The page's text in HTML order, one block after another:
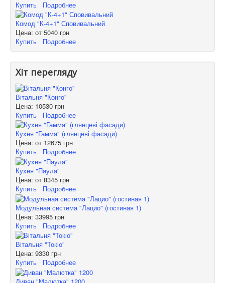
Купить
Подробнее
Комод "К-4+1" Сповивальний
Цена: от 5040 грн
Купить
Подробнее
Хіт перегляду
Вітальня "Конго"
Цена: 10530 грн
Купить
Подробнее
Кухня "Гамма" (глянцеві фасади)
Цена: от 12675 грн
Купить
Подробнее
Кухня "Паула"
Цена: от 8345 грн
Купить
Подробнее
Модульная система "Лацио" (гостиная 1)
Цена: 33995 грн
Купить
Подробнее
Вітальня "Токіо"
Цена: 9330 грн
Купить
Подробнее